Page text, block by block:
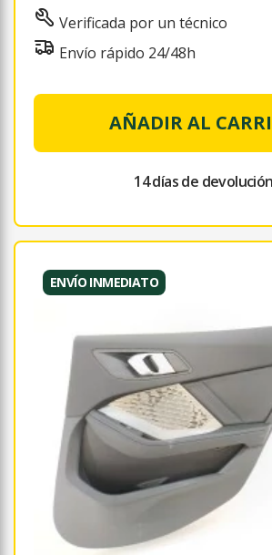
Verificada por un técnico
Envío rápido 24/48h
AÑADIR AL
14 días de devolución
ENVÍO INMEDIATO